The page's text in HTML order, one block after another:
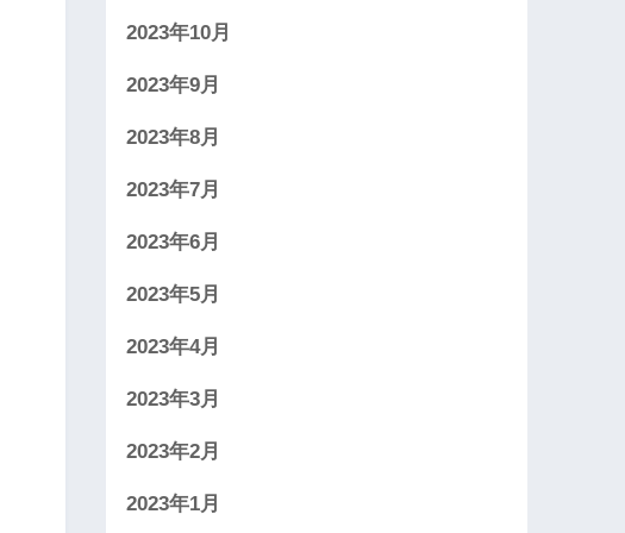
2023年10月
2023年9月
2023年8月
2023年7月
2023年6月
2023年5月
2023年4月
2023年3月
2023年2月
2023年1月